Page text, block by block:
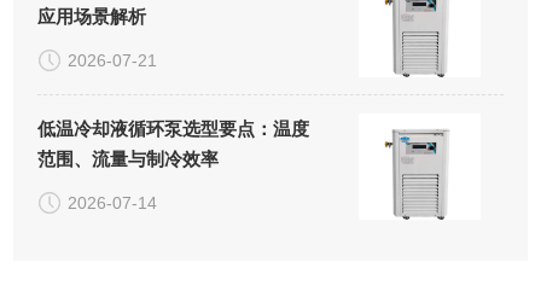
应用场景解析
2026-07-21
低温冷却液循环泵选型要点：温度
范围、流量与制冷效率
2026-07-14